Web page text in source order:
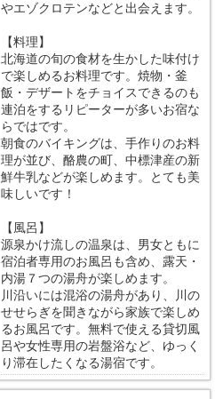
やエゾクロテンなどと出会えます。
【料理】
北海道の旬の食材を生かした味付け
で楽しめるお料理です。焼物・釜
飯・デザートをチョイスできるのも
連泊をするリピーターが多いお宿な
らではです。
朝食のバイキングは、手作りのお料
理が並び、酪農の町、中標津産の新
鮮牛乳などが楽しめます。とても美
味しいです！
【風呂】
源泉かけ流しの温泉は、男女ともに
宿泊者専用のお風呂も含め、露天・
内湯７つの湯舟が楽しめます。
川沿いには混浴の湯舟があり、川の
せせらぎを聞きながら家族で楽しめ
るお風呂です。無料で使える貸切風
呂や女性専用の岩盤浴など、ゆっく
り滞在したくなる湯宿です。